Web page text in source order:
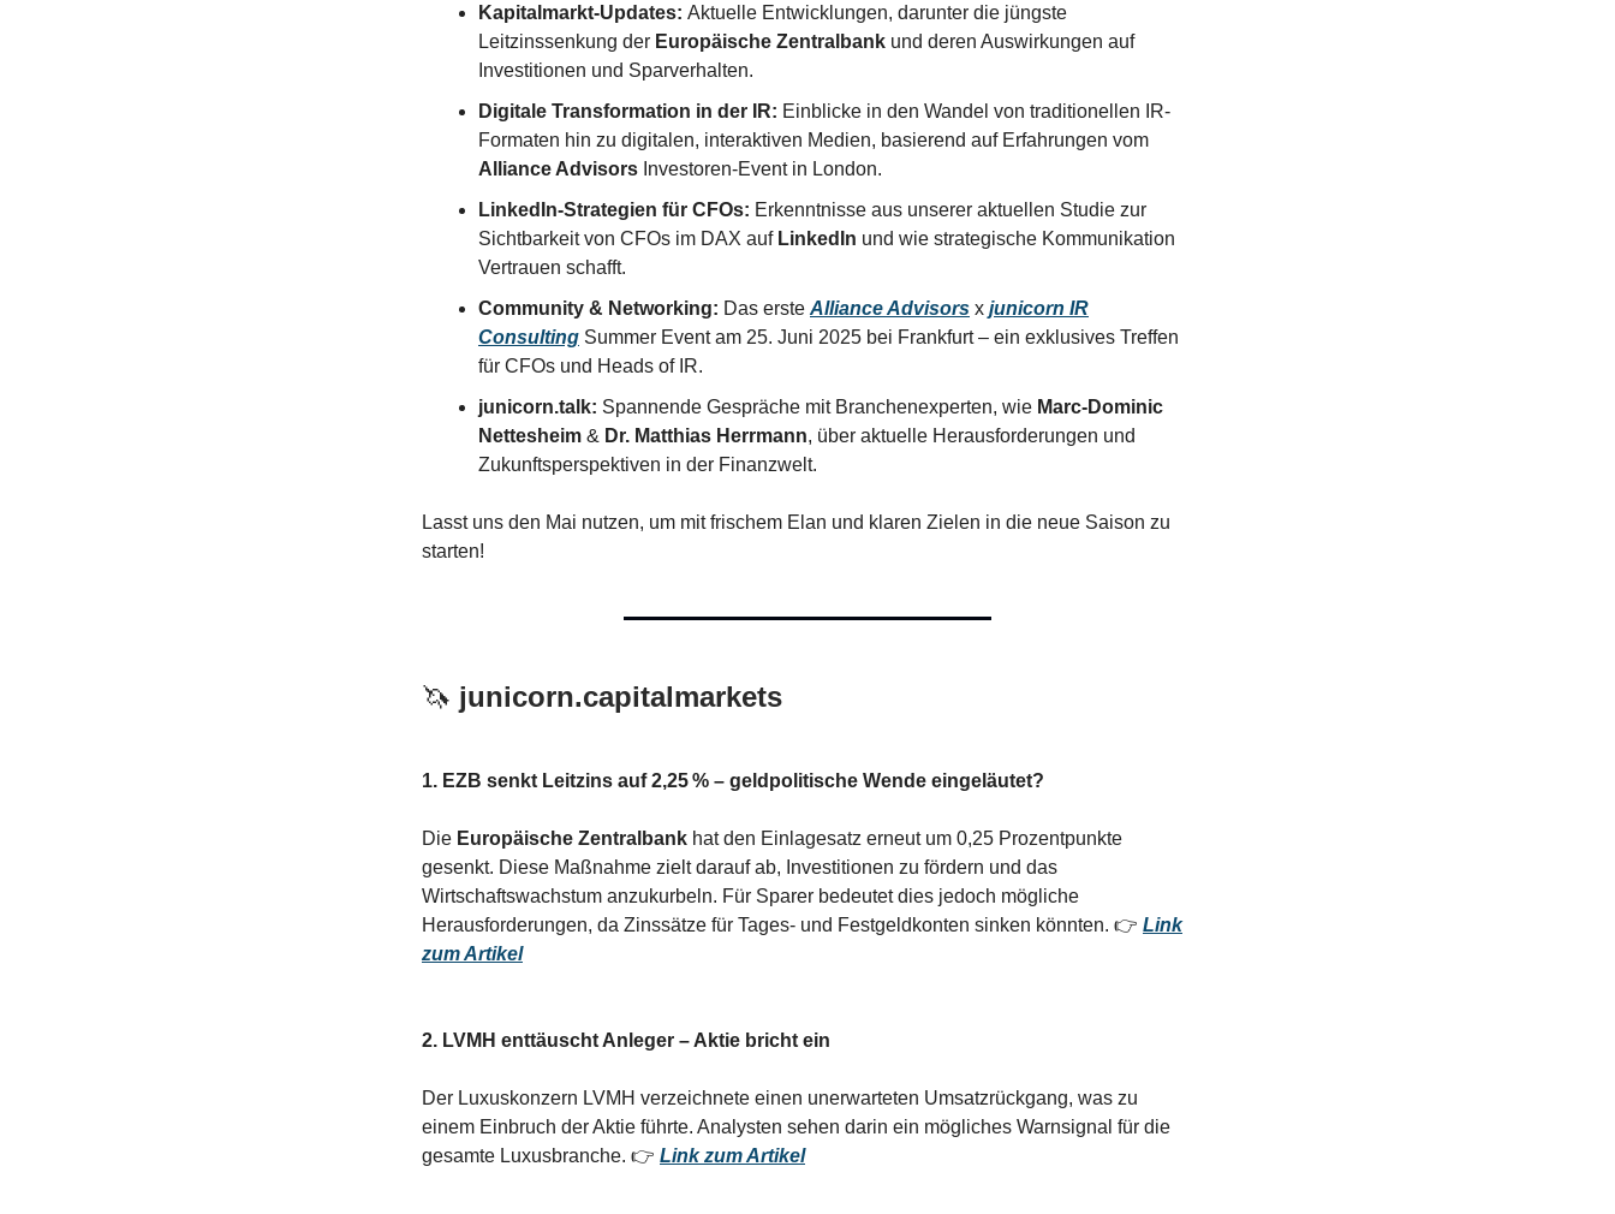
Kapitalmarkt-Updates: Aktuelle Entwicklungen, darunter die jüngste
Leitzinssenkung der Europäische Zentralbank und deren Auswirkungen auf
Investitionen und Sparverhalten.
Digitale Transformation in der IR: Einblicke in den Wandel von traditionellen IR-
Formaten hin zu digitalen, interaktiven Medien, basierend auf Erfahrungen vom
Alliance Advisors Investoren-Event in London.
LinkedIn-Strategien für CFOs: Erkenntnisse aus unserer aktuellen Studie zur
Sichtbarkeit von CFOs im DAX auf LinkedIn und wie strategische Kommunikation
Vertrauen schafft.
Community & Networking: Das erste Alliance Advisors x junicorn IR
Consulting Summer Event am 25. Juni 2025 bei Frankfurt – ein exklusives Treffen
für CFOs und Heads of IR.
junicorn.talk: Spannende Gespräche mit Branchenexperten, wie Marc-Dominic
Nettesheim & Dr. Matthias Herrmann, über aktuelle Herausforderungen und
Zukunftsperspektiven in der Finanzwelt.
Lasst uns den Mai nutzen, um mit frischem Elan und klaren Zielen in die neue Saison zu
starten!
🦄 junicorn.capitalmarkets
1. EZB senkt Leitzins auf 2,25 % – geldpolitische Wende eingeläutet?
Die Europäische Zentralbank hat den Einlagesatz erneut um 0,25 Prozentpunkte
gesenkt. Diese Maßnahme zielt darauf ab, Investitionen zu fördern und das
Wirtschaftswachstum anzukurbeln. Für Sparer bedeutet dies jedoch mögliche
Herausforderungen, da Zinssätze für Tages- und Festgeldkonten sinken könnten. 👉 Link
zum Artikel
2. LVMH enttäuscht Anleger – Aktie bricht ein
Der Luxuskonzern LVMH verzeichnete einen unerwarteten Umsatzrückgang, was zu
einem Einbruch der Aktie führte. Analysten sehen darin ein mögliches Warnsignal für die
gesamte Luxusbranche. 👉 Link zum Artikel